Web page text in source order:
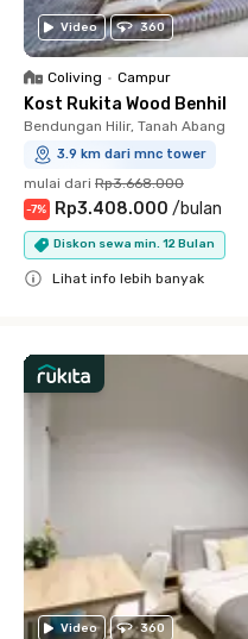
Video 360
Coliving • Campur
Kost Rukita Wood Benhil
Bendungan Hilir, Tanah Abang
3.9 km dari mnc tower
mulai dari Rp3.668.000
-7% Rp3.408.000 /bulan
Diskon sewa min. 12 Bulan
Lihat info lebih banyak
Video 360